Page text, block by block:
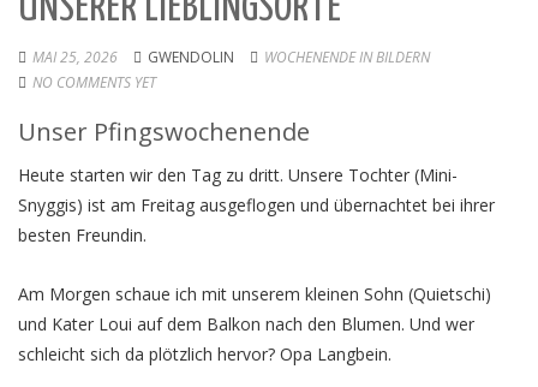
UNSERER LIEBLINGSORTE
MAI 25, 2026 GWENDOLIN
WOCHENENDE IN BILDERN
NO COMMENTS YET
Unser Pfingswochenende
Heute starten wir den Tag zu dritt. Unsere Tochter (Mini-
Snyggis) ist am Freitag ausgeflogen und übernachtet bei ihrer
besten Freundin.
Am Morgen schaue ich mit unserem kleinen Sohn (Quietschi)
und Kater Loui auf dem Balkon nach den Blumen. Und wer
schleicht sich da plötzlich hervor? Opa Langbein.